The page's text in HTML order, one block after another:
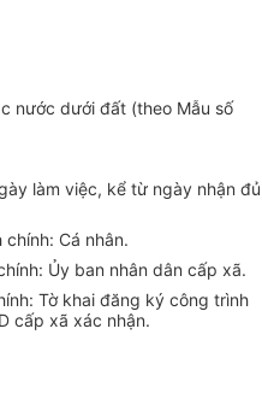
nước dưới đất (theo Mẫu số
làm việc, kể từ ngày nhận đủ
Cá nhân.
Ủy ban nhân dân cấp xã.
Tờ khai đăng ký công trình
cấp xã xác nhận.